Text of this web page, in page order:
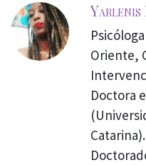
Oriente,
Doctora